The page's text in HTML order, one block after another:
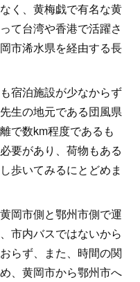
く、黄梅戯で有名な黄
て台湾や香港で活躍さ
市浠水県を経由する長
宿泊施設が少なからず
生の地元である団風県
で数km程度であるも
要があり、荷物もある
歩いてみるにとどめま
岡市側と鄂州市側で運
市内バスではないから
らず、また、時間の関
、黄岡市から鄂州市へ